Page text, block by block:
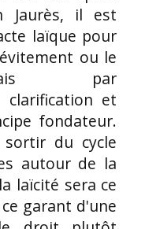
Jaurès, il est
laïque pour
ou le
par
clarification et
fondateur.
du cycle
autour de la
laïcité sera ce
garant d'une